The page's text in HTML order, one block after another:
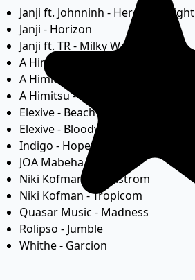
Janji ft. Johnninh - Heroes Tonight
Janji - Horizon
Janji ft. TR - Milky Way Stars
A Himitsu - Cease
A Himitsu - Stories
A Himitsu - Lost Within
Elexive - Beach Buggy Ride
Elexive - Bloody Pumpkin
Indigo - Hope
JOA Mabeha - Skyward
Niki Kofman - Maelstrom
Niki Kofman - Tropicom
Quasar Music - Madness
Rolipso - Jumble
Whithe - Garcion